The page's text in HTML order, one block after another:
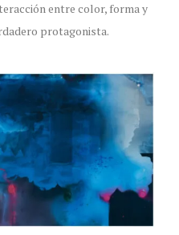
entre color, forma y
protagonista.